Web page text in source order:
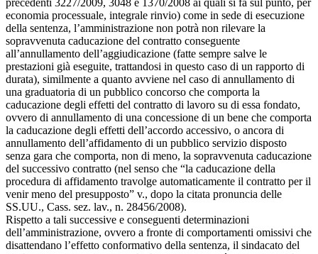
economia processuale, integrale rinvio) come in sede di esecuzione
della sentenza, l’amministrazione non potrà non rilevare la
sopravvenuta caducazione del contratto conseguente
all’annullamento dell’aggiudicazione (fatte sempre salve le
prestazioni già eseguite, trattandosi in questo caso di un rapporto di
durata), similmente a quanto avviene nel caso di annullamento di
una graduatoria di un pubblico concorso che comporta la
caducazione degli effetti del contratto di lavoro su di essa fondato,
ovvero di annullamento di una concessione di un bene che comporta
la caducazione degli effetti dell’accordo accessivo, o ancora di
annullamento dell’affidamento di un pubblico servizio disposto
senza gara che comporta, non di meno, la sopravvenuta caducazione
del successivo contratto (nel senso che “la caducazione della
procedura di affidamento travolge automaticamente il contratto per il
venir meno del presupposto” v., dopo la citata pronuncia delle
SS.UU., Cass. sez. lav., n. 28456/2008).
Rispetto a tali successive e conseguenti determinazioni
dell’amministrazione, ovvero a fronte di comportamenti omissivi che
disattendano l’effetto conformativo della sentenza, il sindacato del